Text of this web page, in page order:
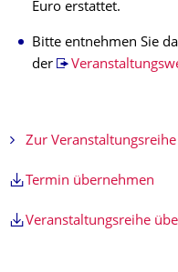
Euro erstattet.
Bitte entnehmen Sie
der
Zur Veranstaltungsreihe
Termin übernehmen
Veranstaltungsreihe